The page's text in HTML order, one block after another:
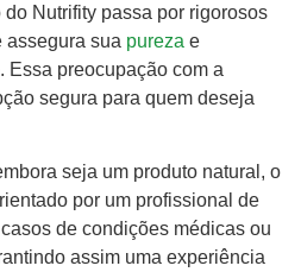
Nutrifity passa por rigorosos
assegura sua pureza e
Essa preocupação com a
segura para quem deseja
seja um produto natural, o
por um profissional de
de condições médicas ou
assim uma experiência